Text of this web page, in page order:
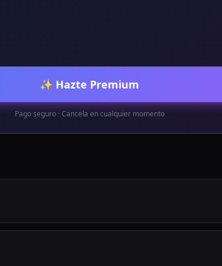
✨ Hazte Premium
Pago seguro · Cancela en cualquier momento